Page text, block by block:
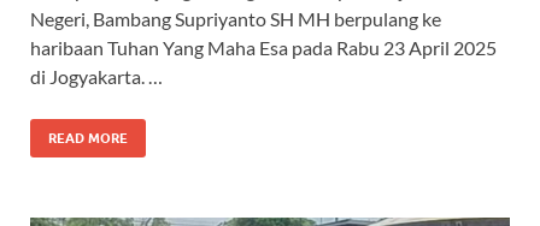
Negeri, Bambang Supriyanto SH MH berpulang ke
haribaan Tuhan Yang Maha Esa pada Rabu 23 April 2025
di Jogyakarta. …
READ MORE